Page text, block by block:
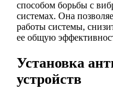
способом борьбы с
системах. Она
работы системы,
ее общую
Установка
устройств